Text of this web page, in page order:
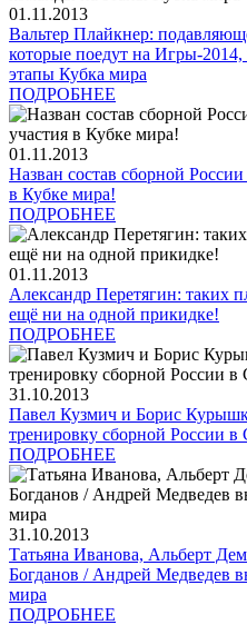
01.11.2013
Вальтер Плайкнер:
которые поедут на Игры-
этапы Кубка мира
ПОДРОБНЕЕ
01.11.2013
Назван состав сборной
в Кубке мира!
ПОДРОБНЕЕ
01.11.2013
Александр Перетягин: таких
ещё ни на одной прикидке!
ПОДРОБНЕЕ
31.10.2013
Павел Кузмич и Борис
тренировку сборной России в
ПОДРОБНЕЕ
31.10.2013
Татьяна Иванова, Альберт
Богданов / Андрей Медведев
мира
ПОДРОБНЕЕ